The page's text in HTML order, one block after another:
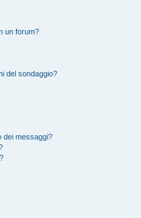
un forum?
del sondaggio?
dei messaggi?